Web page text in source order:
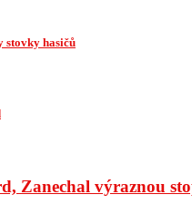
stovky hasičů
Zanechal výraznou